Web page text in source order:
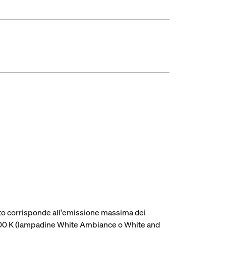
corrisponde all'emissione massima dei
K (lampadine White Ambiance o White and